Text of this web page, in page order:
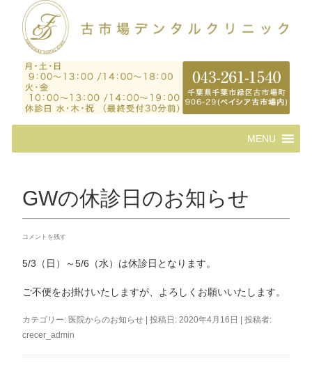
へ
ス
プ
MENU
GWの休診日のお知らせ
コメントを残す
5/3（日）～5/6（水）は休診日となります。
ご不便をお掛けいたしますが、よろしくお願いいたします。
カテゴリー: 医院からのお知らせ | 投稿日:2020年4月16日 |投稿者:
crecer_admin